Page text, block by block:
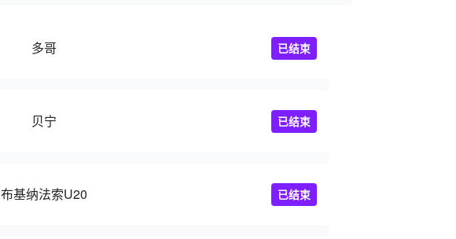
多哥 已结束
贝宁 已结束
布基纳法索U20 已结束